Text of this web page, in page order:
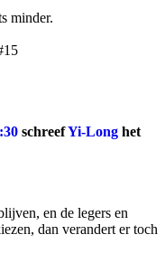
minder.
schreefYi-Long het
en de legers en
dan verandert er toch